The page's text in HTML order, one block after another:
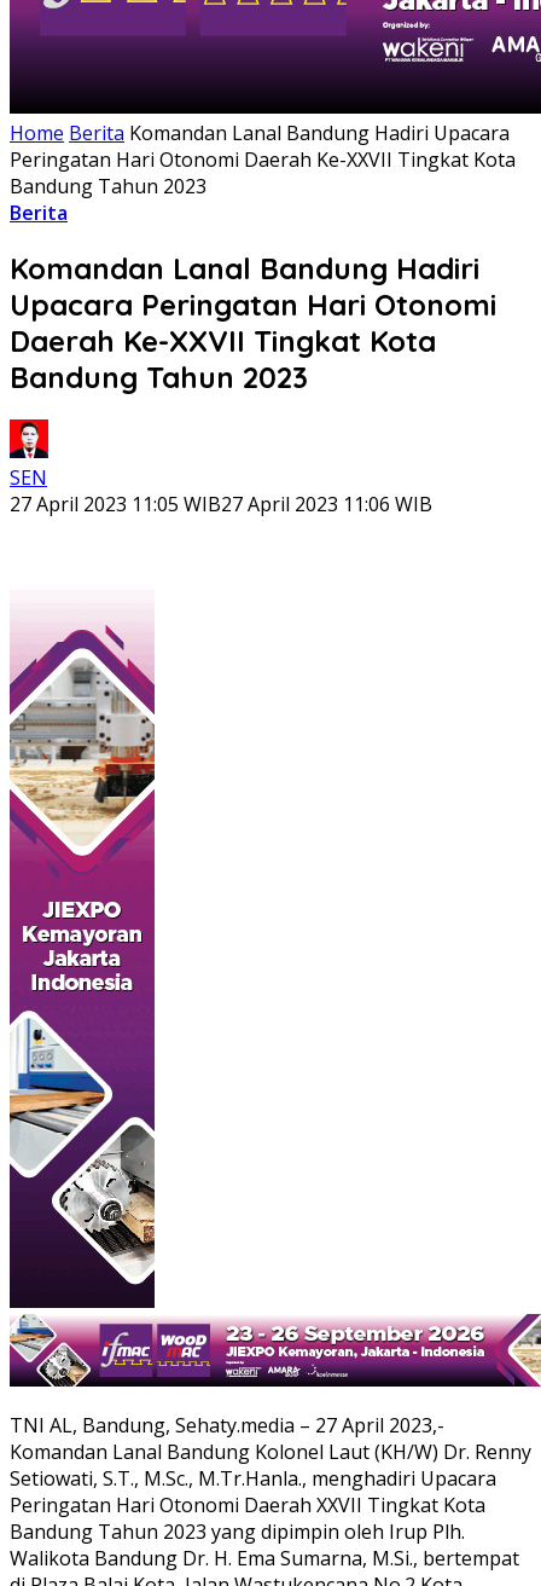
Home Berita Komandan Lanal Bandung Hadiri Upacara
Peringatan Hari Otonomi Daerah Ke-XXVII Tingkat Kota
Bandung Tahun 2023
Berita
Komandan Lanal Bandung Hadiri
Upacara Peringatan Hari Otonomi
Daerah Ke-XXVII Tingkat Kota
Bandung Tahun 2023
SEN
27 April 2023 11:05 WIB27 April 2023 11:06 WIB
TNI AL, Bandung, Sehaty.media – 27 April 2023,-
Komandan Lanal Bandung Kolonel Laut (KH/W) Dr. Renny
Setiowati, S.T., M.Sc., M.Tr.Hanla., menghadiri Upacara
Peringatan Hari Otonomi Daerah XXVII Tingkat Kota
Bandung Tahun 2023 yang dipimpin oleh Irup Plh.
Walikota Bandung Dr. H. Ema Sumarna, M.Si., bertempat